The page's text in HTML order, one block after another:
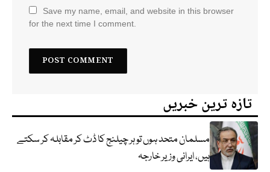
Save my name, email, and website in this browser
for the next time I comment.
تازہ ترین خبریں
مسلمان متحد ہوں تو ہر چیلنج کا ڈٹ کر مقابلہ کر سکتے
ہیں، ایرانی وزیر خارجہ